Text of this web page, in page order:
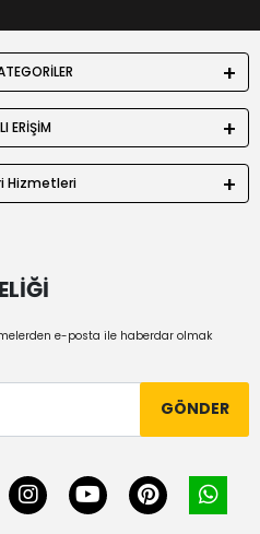
ERİŞİM
Hizmetleri
e-posta ile haberdar olmak
GÖNDER